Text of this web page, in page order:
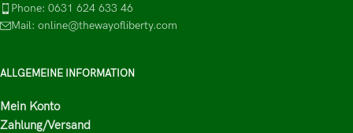
Phone: 0631 624 633 46
Mail: online@thewayofliberty.com
ALLGEMEINE INFORMATION
Mein Konto
Zahlung/Versand